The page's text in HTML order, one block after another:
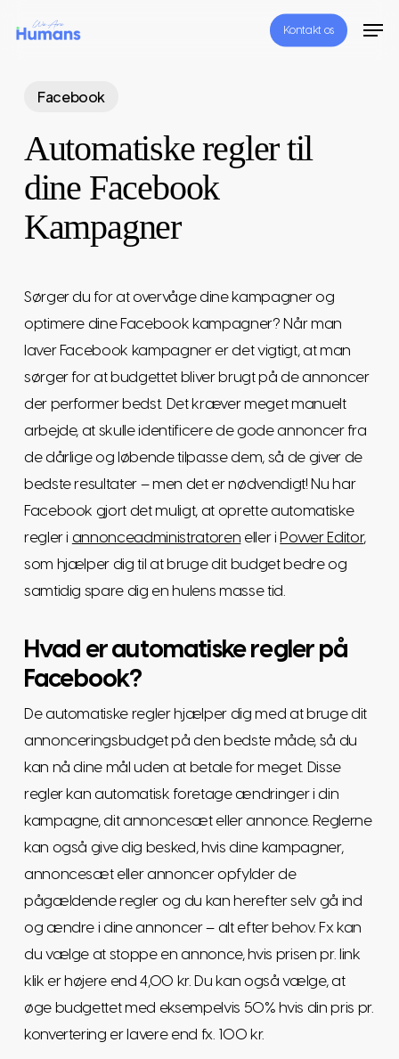
content
Kontakt os
Facebook
Automatiske regler til
dine Facebook
Kampagner
Sørger du for at overvåge dine kampagner og
optimere dine Facebook kampagner? Når man
laver Facebook kampagner er det vigtigt, at man
sørger for at budgettet bliver brugt på de annoncer
der performer bedst. Det kræver meget manuelt
arbejde, at skulle identificere de gode annoncer fra
de dårlige og løbende tilpasse dem, så de giver de
bedste resultater – men det er nødvendigt! Nu har
Facebook gjort det muligt, at oprette automatiske
regler i annonceadministratoren eller i Power Editor,
som hjælper dig til at bruge dit budget bedre og
samtidig spare dig en hulens masse tid.
Hvad er automatiske regler på
Facebook?
De automatiske regler hjælper dig med at bruge dit
annonceringsbudget på den bedste måde, så du
kan nå dine mål uden at betale for meget. Disse
regler kan automatisk foretage ændringer i din
kampagne, dit annoncesæt eller annonce. Reglerne
kan også give dig besked, hvis dine kampagner,
annoncesæt eller annoncer opfylder de
pågældende regler og du kan herefter selv gå ind
og ændre i dine annoncer – alt efter behov. Fx kan
du vælge at stoppe en annonce, hvis prisen pr. link
klik er højere end 4,00 kr. Du kan også vælge, at
øge budgettet med eksempelvis 50% hvis din pris pr.
konvertering er lavere end fx. 100 kr.